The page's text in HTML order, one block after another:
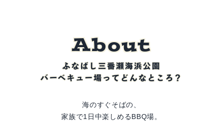
About
ふなばし三番瀬海浜公園
バーベキュー場ってどんなところ？
海のすぐそばの、
家族で1日中楽しめるBBQ場。